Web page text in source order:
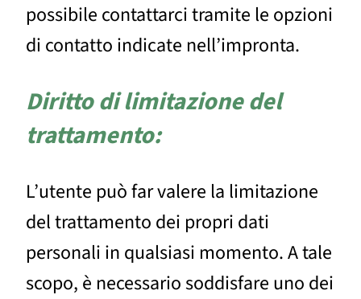
possibile contattarci tramite le opzioni
di contatto indicate nell’impronta.
Diritto di limitazione del
trattamento:
L’utente può far valere la limitazione
del trattamento dei propri dati
personali in qualsiasi momento. A tale
scopo, è necessario soddisfare uno dei